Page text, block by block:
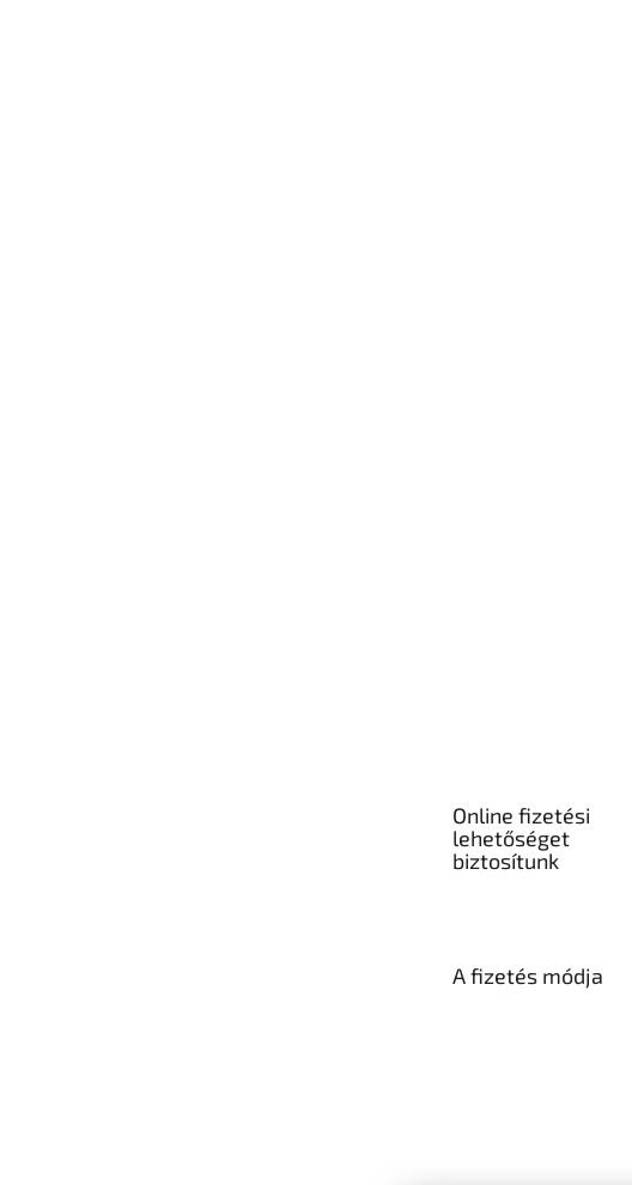
Online fizetési
lehetőséget
biztosítunk
A fizetés módja